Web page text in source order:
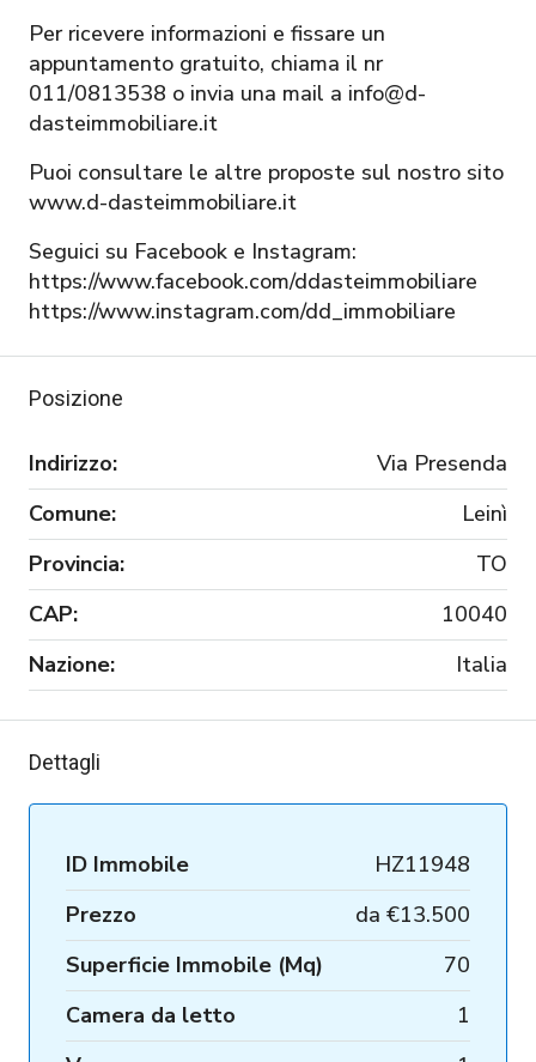
Per ricevere informazioni e fissare un
appuntamento gratuito, chiama il nr
011/0813538 o invia una mail a info@d-
dasteimmobiliare.it
Puoi consultare le altre proposte sul nostro sito
www.d-dasteimmobiliare.it
Seguici su Facebook e Instagram:
https://www.facebook.com/ddasteimmobiliare
https://www.instagram.com/dd_immobiliare
Posizione
Indirizzo:
Via Presenda
Comune:
Leinì
Provincia:
TO
CAP:
10040
Nazione:
Italia
Dettagli
ID Immobile
HZ11948
Prezzo
da €13.500
Superficie Immobile (Mq)
70
Camera da letto
1